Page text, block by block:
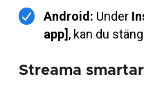
Android: Under
app] , kan du
Streama